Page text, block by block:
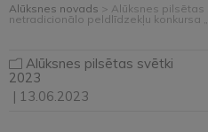
Alūksnes novads > Alūksnes pilsētas
netradicionālo peldlīdzekļu konkursa
Alūksnes pilsētas svētki
2023
| 13.06.2023